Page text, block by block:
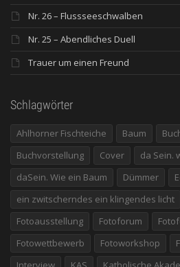
Nr. 26 – Flussseeschwalben
Nr. 25 – Abendliches Duell
Trauer um einen Freund
Schlagwörter
Ahlhorner Fischteiche Baum
Buchvorstellung
Cover
da Sein.
daSein. Wie ein Baum
Dümmer
ein zwitscherndes ein klingendes licht
Fotoausstellung
Fotoforum
Fotowettbewerb
Fotoworkshop